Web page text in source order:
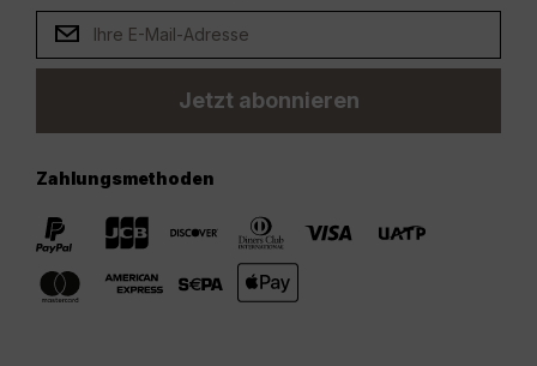
Jetzt abonnieren
Zahlungsmethoden